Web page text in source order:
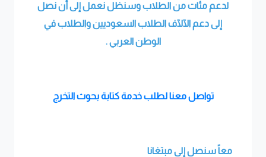
لدعم مئات من الطلاب وسنظل نعمل إلى أن نصل
إلى دعم الآلآف الطلاب السعوديين والطلاب في
الوطن العربي .
تواصل معنا لطلب خدمة كتابة بحوث التخرج
معاً سنصل إلى مبتغانا